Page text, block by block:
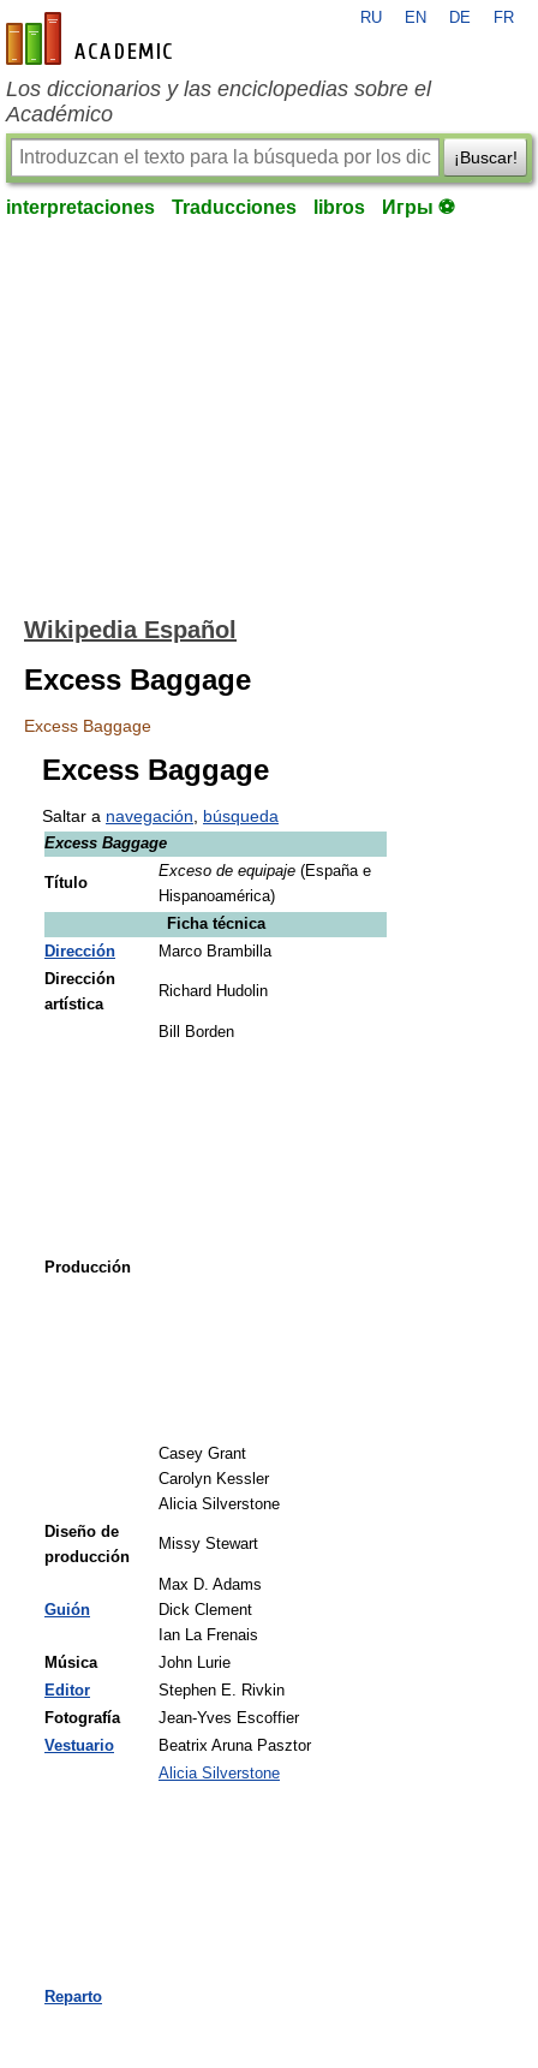
es-academic.com
RU EN DE FR
Los diccionarios y las enciclopedias sobre el
Académico
¡Buscar!
interpretaciones Traducciones libros Игры ⚽
Wikipedia Español
Excess Baggage
Excess Baggage
Excess Baggage
Saltar a navegación búsqueda
Excess Baggage
Título
Exceso de equipaje (España e
Hispanoamérica)
Ficha técnica
Dirección
Marco Brambilla
Dirección
artística
Richard Hudolin
Producción
Bill Borden
Casey Grant
Carolyn Kessler
Alicia Silverstone
Diseño de
producción
Missy Stewart
Guión
Max D. Adams
Dick Clement
Ian La Frenais
Música
John Lurie
Editor
Stephen E. Rivkin
Fotografía
Jean-Yves Escoffier
Vestuario
Beatrix Aruna Pasztor
Reparto
Alicia Silverstone